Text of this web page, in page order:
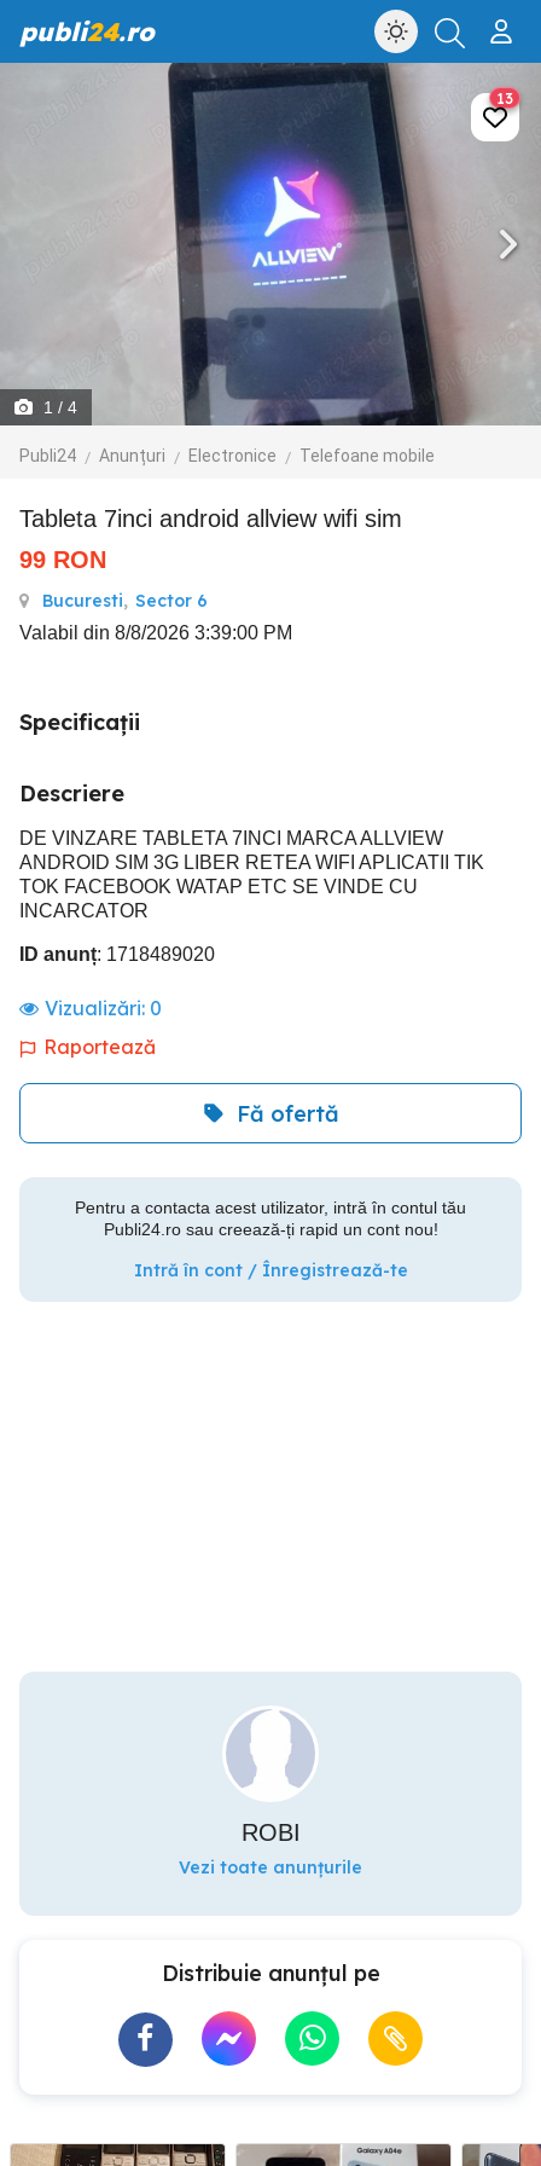
publi24.ro
1 / 4
Publi24 Anunțuri Electronice Telefoane mobile
13
Tableta 7inci android allview wifi sim
99 RON
Bucuresti, Sector 6
Valabil din 8/8/2026 3:39:00 PM
Specificații
Descriere
DE VINZARE TABLETA 7INCI MARCA ALLVIEW
ANDROID SIM 3G LIBER RETEA WIFI APLICATII TIK
TOK FACEBOOK WATAP ETC SE VINDE CU
INCARCATOR
ID anunț: 1718489020
Vizualizări: 0
Raportează
Fă ofertă
Pentru a contacta acest utilizator, intră în contul tău
Publi24.ro sau creează-ți rapid un cont nou!
Intră în cont / Înregistrează-te
ROBI
Vezi toate anunțurile
Distribuie anunțul pe